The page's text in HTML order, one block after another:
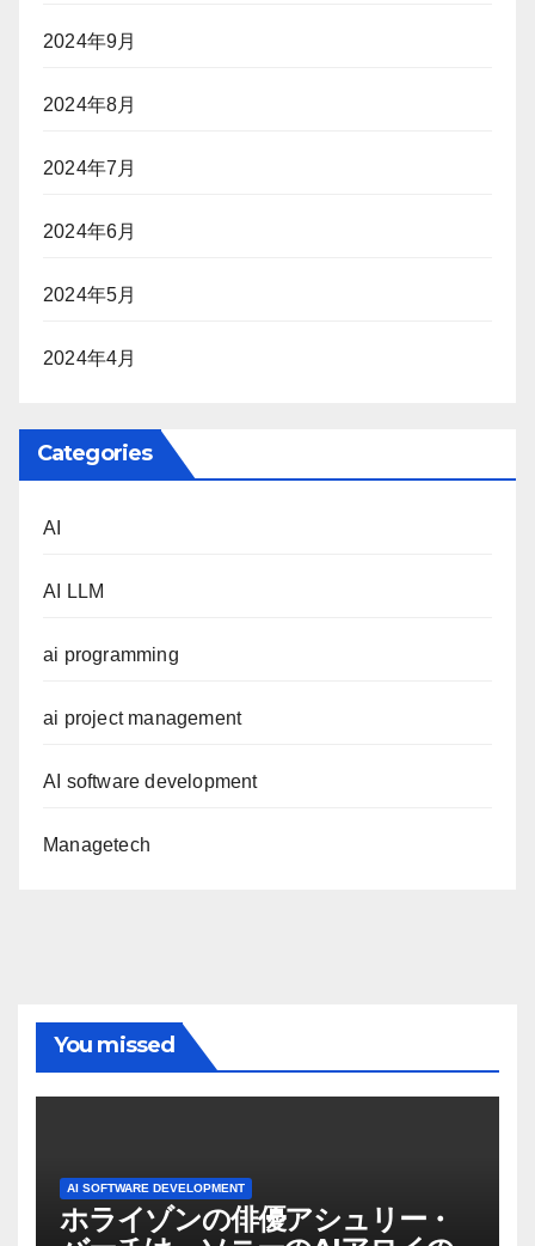
2024年9月
2024年8月
2024年7月
2024年6月
2024年5月
2024年4月
Categories
AI
AI LLM
ai programming
ai project management
AI software development
Managetech
You missed
AI SOFTWARE DEVELOPMENT
ホライゾンの俳優アシュリー・